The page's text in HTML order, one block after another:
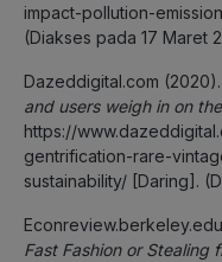
impact-pollution-
(Diakses pada 17 Maret
Dazeddigital.com (2020).
and users weigh in on
https://
gentrification-rare-
sustainability/ [Daring].
Fast Fashion or Stealing